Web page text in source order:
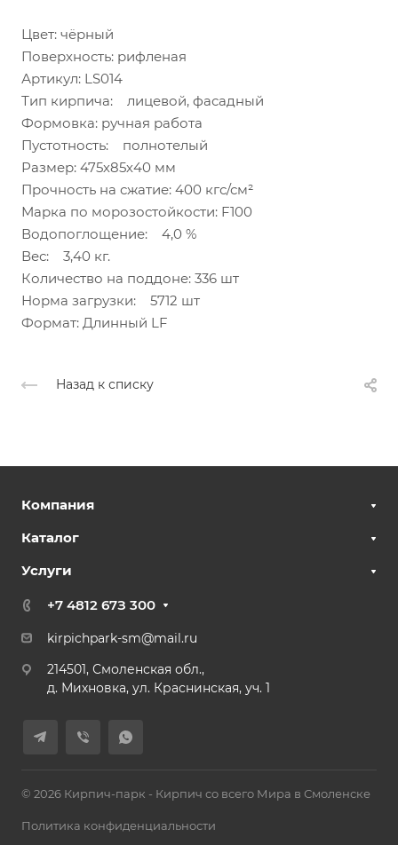
Цвет: чёрный
Поверхность: рифленая
Артикул: LS014
Тип кирпича: лицевой, фасадный
Формовка: ручная работа
Пустотность: полнотелый
Размер: 475х85х40 мм
Прочность на сжатие: 400 кгс/см²
Марка по морозостойкости: F100
Водопоглощение: 4,0 %
Вес: 3,40 кг.
Количество на поддоне: 336 шт
Норма загрузки: 5712 шт
Формат: Длинный LF
Назад к списку
Компания
Каталог
Услуги
+7 4812 67З 300
kirpichpark-sm@mail.ru
214501, Смоленская обл.,
д. Михновка, ул. Краснинская, уч. 1
© 2026 Кирпич-парк - Кирпич со всего Мира в Смоленске
Политика конфиденциальности